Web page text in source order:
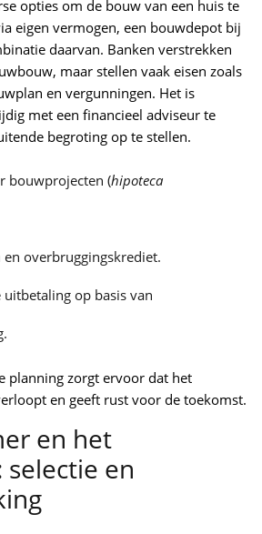
opties om de bouw van een huis te
eigen vermogen, een bouwdepot bij
daarvan. Banken verstrekken
maar stellen vaak eisen zoals
en vergunningen. Het is
met een financieel adviseur te
begroting op te stellen.
bouwprojecten (hipoteca
en overbruggingskrediet.
uitbetaling op basis van
planning zorgt ervoor dat het
en geeft rust voor de toekomst.
en het
en